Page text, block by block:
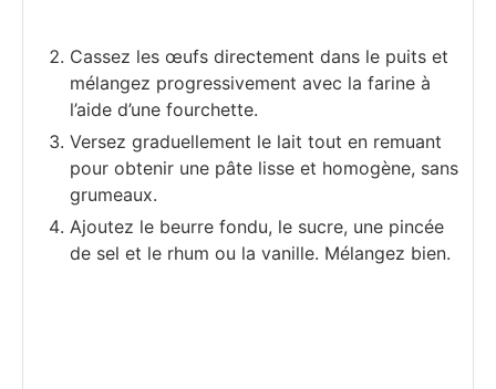
Cassez les œufs directement dans le puits et
mélangez progressivement avec la farine à
l’aide d’une fourchette.
Versez graduellement le lait tout en remuant
pour obtenir une pâte lisse et homogène, sans
grumeaux.
Ajoutez le beurre fondu, le sucre, une pincée
de sel et le rhum ou la vanille. Mélangez bien.